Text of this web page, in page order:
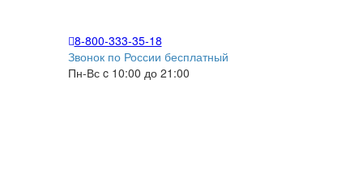
8-800-333-35-18
Звонок по России бесплатный
Пн-Вс c 10:00 до 21:00